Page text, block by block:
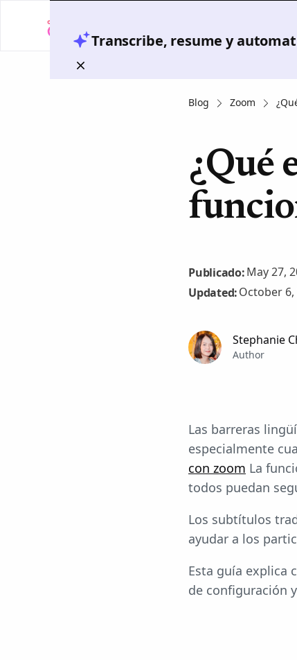
Transcribe, resume y
Blog Zoom
¿Qué
Publicado:May 27,
Updated:October 6,
Stephanie
Author
Las barreras
especialmente
con zoom La
todos puedan
Los subtítulos
ayudar a los
Esta guía explica
de configuración